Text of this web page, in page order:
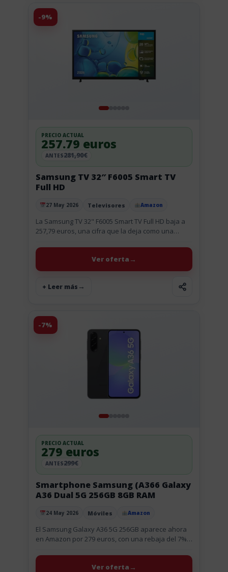
-9%
Publicado el
27 May 2026 Televisores Amazon
Samsung TV 32″ F6005 Smart TV
Full HD
PRECIO ACTUAL
257.79 euros
ANTES281,90€
La Samsung TV 32" F6005 Smart TV Full HD baja a
257,79 euros, una cifra que la deja como una
+ Leer más
Ver oferta
-7%
Publicado el
24 May 2026 Móviles Amazon
Smartphone Samsung (A366 Galaxy
A36 Dual 5G 256GB 8GB RAM
PRECIO ACTUAL
279 euros
ANTES299€
El Samsung Galaxy A36 5G 256GB aparece ahora
en Amazon por 279 euros, con una rebaja del 7%
disponible...
Ver oferta